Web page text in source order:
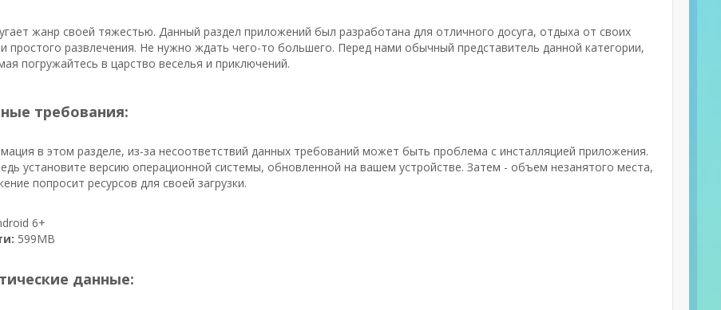
жанр своей тяжестью. Данный раздел приложений был разработана для отличного досуга, отдыха от своих
простого развлечения. Не нужно ждать чего-то большего. Перед нами обычный представитель данной категории,
погружайтесь в царство веселья и приключений.
требования:
в этом разделе, из-за несоответствий данных требований может быть проблема с инсталляцией приложения.
установите версию операционной системы, обновленной на вашем устройстве. Затем - объем незанятого места,
попросит ресурсов для своей загрузки.
6+
599MB
данные: